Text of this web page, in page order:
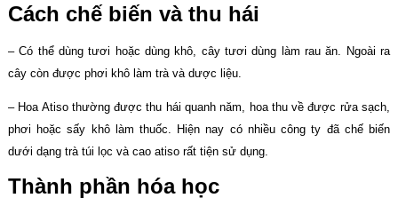
Cách chế biến và thu hái
– Có thể dùng tươi hoặc dùng khô, cây tươi dùng làm rau ăn. Ngoài ra
cây còn được phơi khô làm trà và dược liệu.
– Hoa Atiso thường được thu hái quanh năm, hoa thu về được rửa sạch,
phơi hoặc sấy khô làm thuốc. Hiện nay có nhiều công ty đã chế biến
dưới dạng trà túi lọc và cao atiso rất tiện sử dụng.
Thành phần hóa học